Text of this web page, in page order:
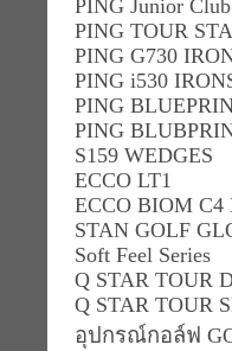
PING Junior
PING TOUR
PING G730
PING i530
PING
PING
S159 WEDGES
ECCO LT1
ECCO BIOM C4
STAN GOLF
Soft Feel Series
Q STAR TOUR
Q STAR TOUR
อุปกรณ์กอล์ฟ